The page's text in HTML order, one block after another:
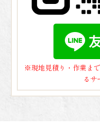
※現地見積り・作業ま
るサ